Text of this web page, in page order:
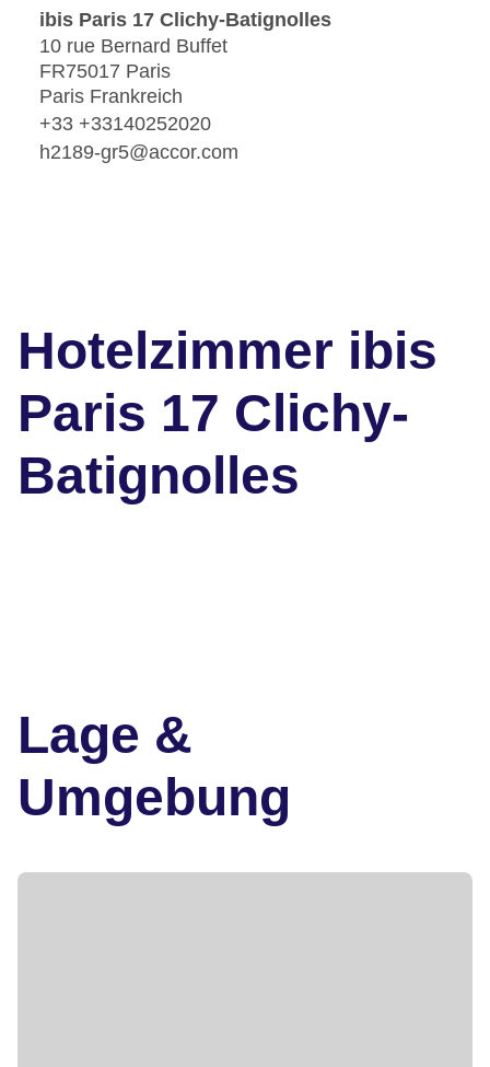
ibis Paris 17 Clichy-Batignolles
10 rue Bernard Buffet
FR75017 Paris
Paris Frankreich
+33 +33140252020
h2189-gr5@accor.com
Hotelzimmer ibis
Paris 17 Clichy-
Batignolles
Lage &
Umgebung